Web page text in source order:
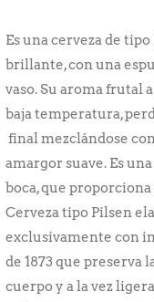
Es una cerveza de
brillante, con una
vaso. Su aroma frutal
baja temperatura,
final mezclándose
amargor suave. Es
boca, que
Cerveza tipo Pilsen
exclusivamente con
de 1873 que preserva
cuerpo y a la vez